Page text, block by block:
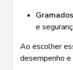
e
Ao escolher
desempenho e